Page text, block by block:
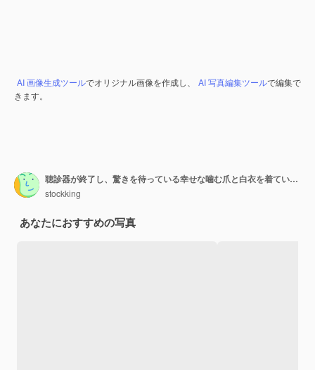
AI 画像生成ツールでオリジナル画像を作成し、 AI 写真編集ツールで編集で
きます。
聴診器が終了し、驚きを待っている幸せな噛む爪と白衣を着ている若い美しい女性医師
stockking
あなたにおすすめの写真